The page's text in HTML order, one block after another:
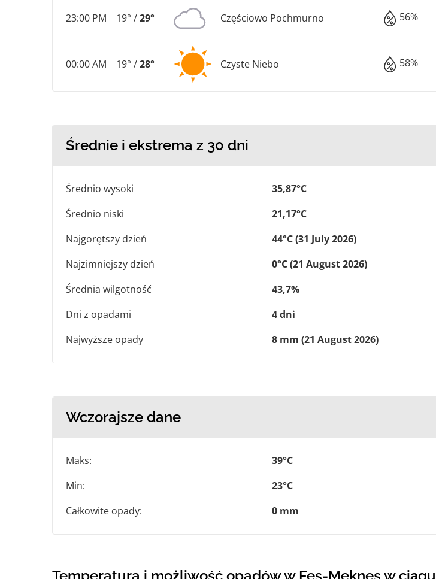
23:00 PM 19° /29° Częściowo Pochmurno 56%
00:00 AM 19° /28° Czyste Niebo 58%
Średnie i ekstrema z 30 dni
Średnio wysoki
35,87°C
Średnio niski
21,17°C
Najgorętszy dzień
44°C (31 July 2026)
Najzimniejszy dzień
0°C (21 August 2026)
Średnia wilgotność
43,7%
Dni z opadami
4 dni
Najwyższe opady
8 mm (21 August 2026)
Wczorajsze dane
Maks:
39°C
Min:
23°C
Całkowite opady:
0 mm